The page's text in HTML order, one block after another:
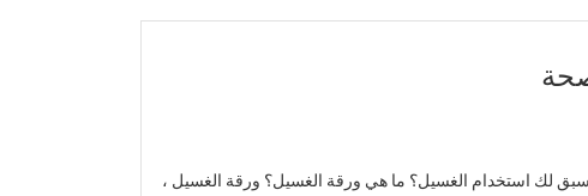
لك استخدام الغسيل؟ ما هي ورقة الغسيل؟ ورقة الغسيل ،